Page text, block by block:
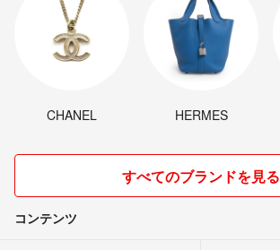
CHANEL HERMES
すべてのブランドを見る
コンテンツ